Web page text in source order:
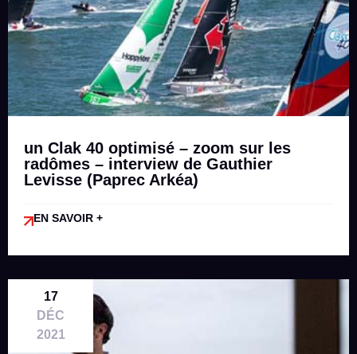
un Clak 40 optimisé – zoom sur les
radômes – interview de Gauthier
Levisse (Paprec Arkéa)
EN SAVOIR +
17
DÉC
2021